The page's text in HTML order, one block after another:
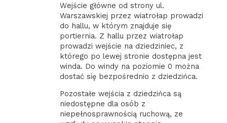
Wejście główne od strony ul.
Warszawskiej przez wiatrołap prowadzi
do hallu, w którym znajduje się
portiernia. Z hallu przez wiatrołap
prowadzi wejście na dziedziniec, z
którego po lewej stronie dostępna jest
winda. Do windy na poziomie 0 można
dostać się bezpośrednio z dziedzińca.
Pozostałe wejścia z dziedzińca są
niedostępne dla osób z
niepełnosprawnością ruchową, ze